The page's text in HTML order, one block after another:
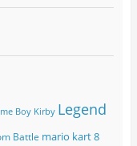
Boy Kirby Legend
Battle mario kart 8